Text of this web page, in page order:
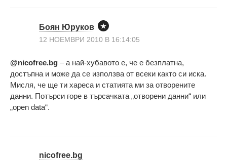
Боян Юруков
12 НОЕМВРИ 2010 В 16:14:05
@nicofree.bg – а най-хубавото е, че е безплатна,
достъпна и може да се използва от всеки както си иска.
Мисля, че ще ти хареса и статията ми за отворените
данни. Потърси горе в търсачката „отворени данни“ или
„open data“.
nicofree.bg